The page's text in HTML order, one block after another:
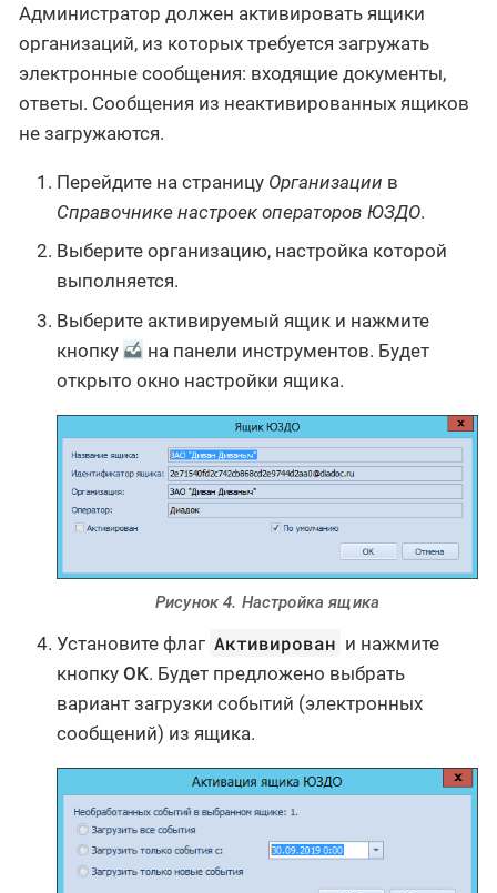
Администратор должен активировать ящики
организаций, из которых требуется загружать
электронные сообщения: входящие документы,
ответы. Сообщения из неактивированных ящиков
не загружаются.
Перейдите на страницу Организации в
Справочнике настроек операторов ЮЗДО.
Выберите организацию, настройка которой
выполняется.
Выберите активируемый ящик и нажмите
кнопку
на панели инструментов. Будет
открыто окно настройки ящика.
Рисунок 4. Настройка ящика
Установите флаг Активирован и нажмите
кнопку OK. Будет предложено выбрать
вариант загрузки событий (электронных
сообщений) из ящика.